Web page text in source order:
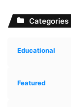
Categories
Educational
Featured